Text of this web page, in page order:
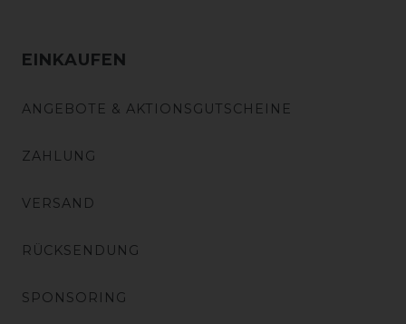
EINKAUFEN
ANGEBOTE & AKTIONSGUTSCHEINE
ZAHLUNG
VERSAND
RÜCKSENDUNG
SPONSORING